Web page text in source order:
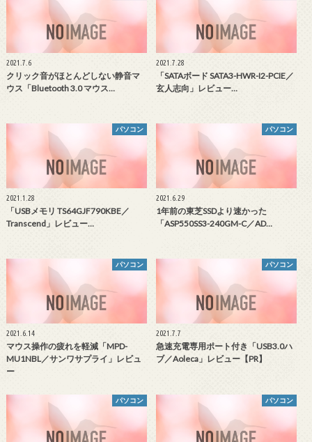
2021.7.6
クリック音がほとんどしない静音マ
ウス「Bluetooth 3.0 マウス…
2021.7.28
「SATAボード SATA3-HWR-I2-PCIE／
玄人志向」レビュー…
パソコン
2021.1.28
「USBメモリ TS64GJF790KBE／
Transcend」レビュー…
パソコン
2021.6.29
1年前の東芝SSDより速かった
「ASP550SS3-240GM-C／AD…
パソコン
2021.6.14
マウス操作の疲れを軽減「MPD-
MU1NBL／サンワサプライ」レビュ
ー
パソコン
2021.7.7
急速充電専用ポート付き「USB3.0ハ
ブ／Aoleca」レビュー【PR】
パソコン パソコン